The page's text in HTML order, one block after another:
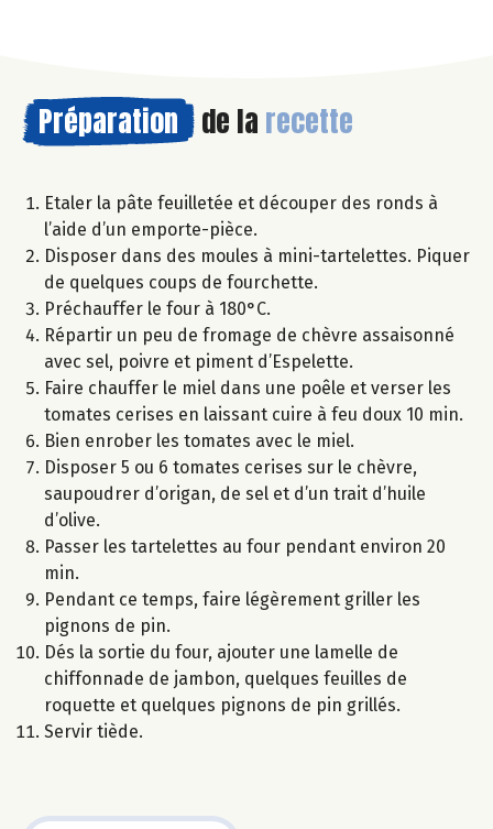
Préparation de la recette
Etaler la pâte feuilletée et découper des ronds à
l’aide d’un emporte-pièce.
Disposer dans des moules à mini-tartelettes. Piquer
de quelques coups de fourchette.
Préchauffer le four à 180°C.
Répartir un peu de fromage de chèvre assaisonné
avec sel, poivre et piment d’Espelette.
Faire chauffer le miel dans une poêle et verser les
tomates cerises en laissant cuire à feu doux 10 min.
Bien enrober les tomates avec le miel.
Disposer 5 ou 6 tomates cerises sur le chèvre,
saupoudrer d’origan, de sel et d’un trait d’huile
d’olive.
Passer les tartelettes au four pendant environ 20
min.
Pendant ce temps, faire légèrement griller les
pignons de pin.
Dés la sortie du four, ajouter une lamelle de
chiffonnade de jambon, quelques feuilles de
roquette et quelques pignons de pin grillés.
Servir tiède.